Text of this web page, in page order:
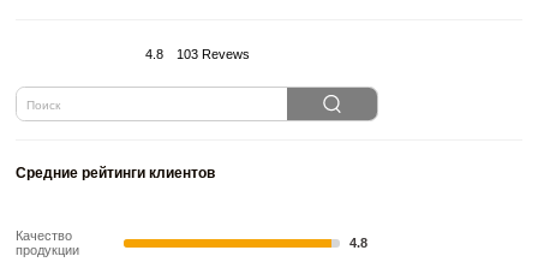
4.8 103 Revews
Средние рейтинги клиентов
Качество
продукции
4.8